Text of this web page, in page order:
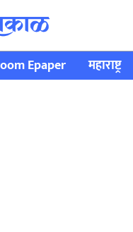
Epaper महाराष्ट्र